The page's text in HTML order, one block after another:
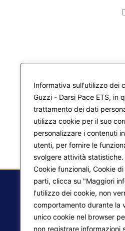
Informativa sull'utilizzo dei
Guzzi - Darsi Pace ETS, in
trattamento dei dati
utilizza cookie per il suo
personalizzare i contenuti
utenti, per fornire le
svolgere attività
Cookie funzionali, Cookie
parti, clicca su "Maggiori
l'utilizzo dei cookie, non
comportamento durante la
unico cookie nel browser
non registrare informazioni